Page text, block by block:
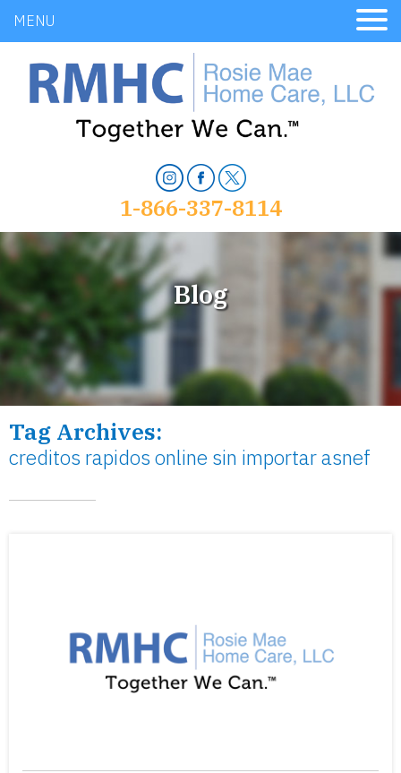
MENU
1-866-337-8114
Blog
Tag Archives:
creditos rapidos online sin importar asnef